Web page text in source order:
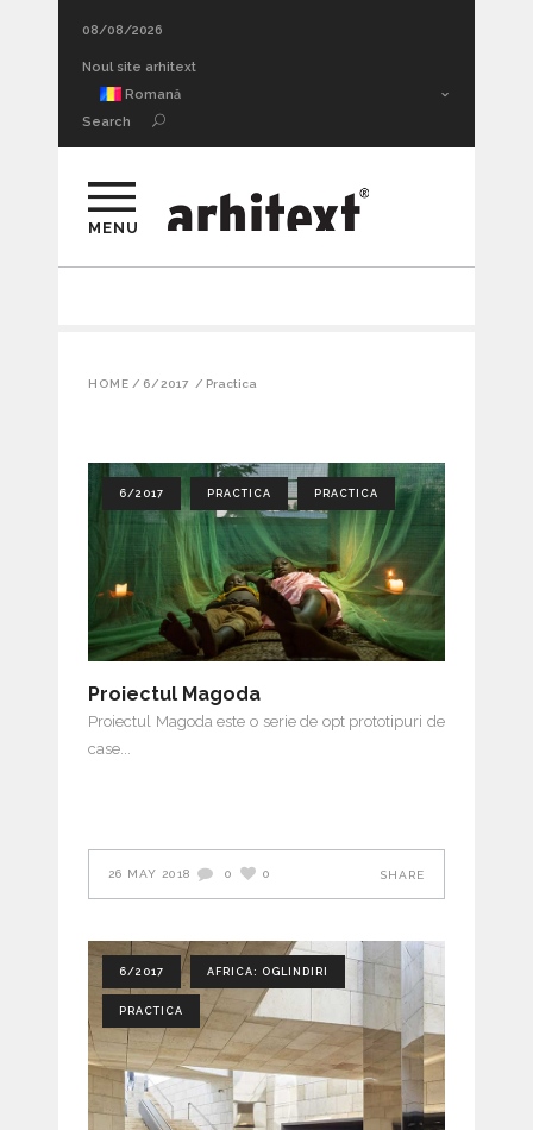
08/08/2026
Noul site arhitext
Romană
Search
MENU
HOME / 6/2017 / Practica
6/2017 PRACTICA PRACTICA
Proiectul Magoda
Proiectul Magoda este o serie de opt prototipuri de
case
26 MAY 2018 0 0 SHARE
6/2017 AFRICA: OGLINDIRI
PRACTICA